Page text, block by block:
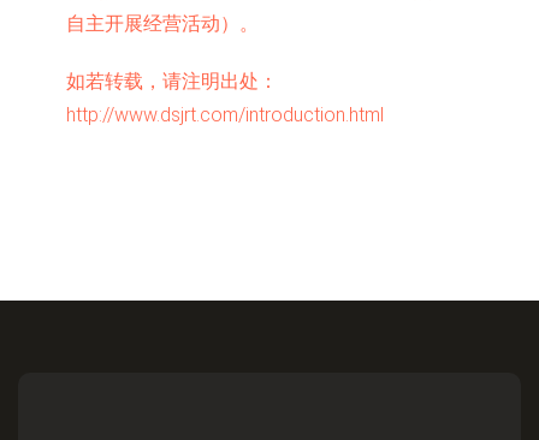
自主开展经营活动）。
如若转载，请注明出处：
http://www.dsjrt.com/introduction.html